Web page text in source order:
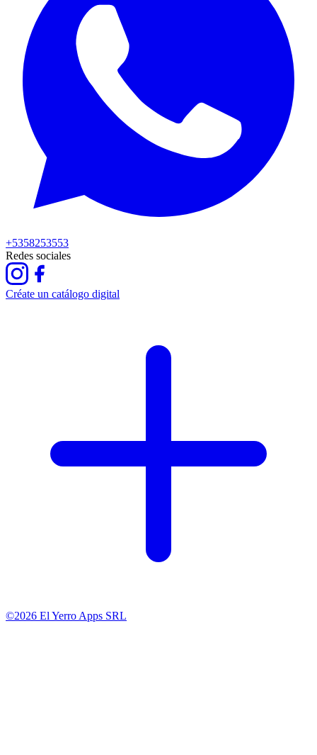
+5358253553
Redes sociales
Créate un catálogo digital
©2026 El Yerro Apps SRL